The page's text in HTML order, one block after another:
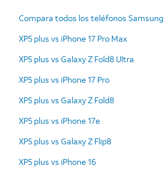
Compara todos los teléfonos Samsung
XP5 plus vs iPhone 17 Pro Max
XP5 plus vs Galaxy Z Fold8 Ultra
XP5 plus vs iPhone 17 Pro
XP5 plus vs Galaxy Z Fold8
XP5 plus vs iPhone 17e
XP5 plus vs Galaxy Z Flip8
XP5 plus vs iPhone 16